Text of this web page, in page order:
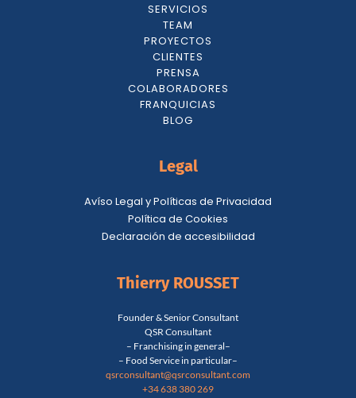
SERVICIOS
TEAM
PROYECTOS
CLIENTES
PRENSA
COLABORADORES
FRANQUICIAS
BLOG
Legal
Avíso Legal y Políticas de Privacidad
Política de Cookies
Declaración de accesibilidad
Thierry ROUSSET
Founder & Senior Consultant
QSR Consultant
– Franchising in general–
– Food Service in particular–
qsrconsultant@qsrconsultant.com
+34 638 380 269